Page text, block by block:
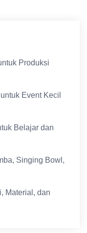
Produksi
Event Kecil
Belajar dan
Singing Bowl,
Material, dan